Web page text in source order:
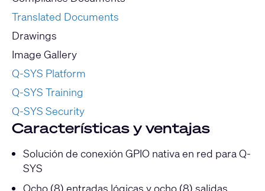
Translated Documents
Drawings
Image Gallery
Q-SYS Platform
Q-SYS Training
Q-SYS Security
Características y ventajas
Solución de conexión GPIO nativa en red para Q-
SYS